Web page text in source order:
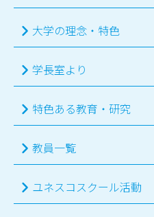
大学の理念・特色
学長室より
特色ある教育・研究
教員一覧
ユネスコスクール活動